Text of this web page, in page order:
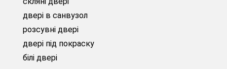
двері в санвузол
розсувні двері
двері під покраску
білі двері